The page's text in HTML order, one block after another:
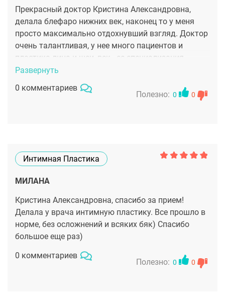
Прекрасный доктор Кристина Александровна,
делала блефаро нижних век, наконец то у меня
просто максимально отдохнувший взгляд. Доктор
очень талантливая, у нее много пациентов и
пластика лица и шеи, век - ее специализация.
Развернуть
0 комментариев
Полезно: 0 0
Интимная Пластика
МИЛАНА
Кристина Александровна, спасибо за прием!
Делала у врача интимную пластику. Все прошло в
норме, без осложнений и всяких бяк) Спасибо
большое еще раз)
0 комментариев
Полезно: 0 0